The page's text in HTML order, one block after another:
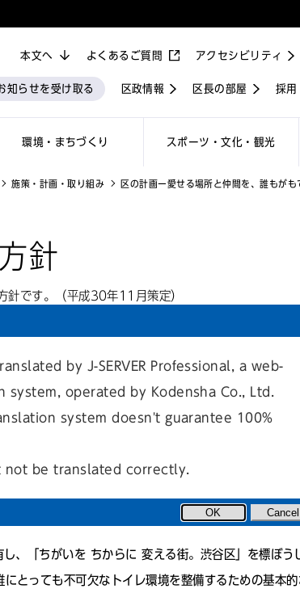
環境・まちづくり スポーツ・文化・観光
区政情報 区長の部屋 採用
本文へ よくあるご質問 アクセシビリティ
知らせを受け取る
施策・計画・取り組み 区の計画ー愛せる場所と仲間を、誰もが
針
針です。（平成30年11月策定）
実現することを目的とした基本方針です。
用しやすいトイレの整備を行ってきました。
や東京都においても様々な施策が示され、外国人や障
、「ちがいを ちからに 変える街。渋谷区」を標ぼう
とっても不可欠なトイレ環境を整備するための基本
by J-SERVER Professional, a web-
system, operated by Kodensha Co., Ltd.
system doesn't guarantee 100%
not be translated correctly.
OK Cancel